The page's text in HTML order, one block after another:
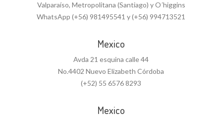
Valparaíso, Metropolitana (Santiago) y O´higgins
WhatsApp (+56) 981495541 y (+56) 994713521
Mexico
Avda 21 esquina calle 44
No.4402 Nuevo Elizabeth Córdoba
(+52) 55 6576 8293
Mexico